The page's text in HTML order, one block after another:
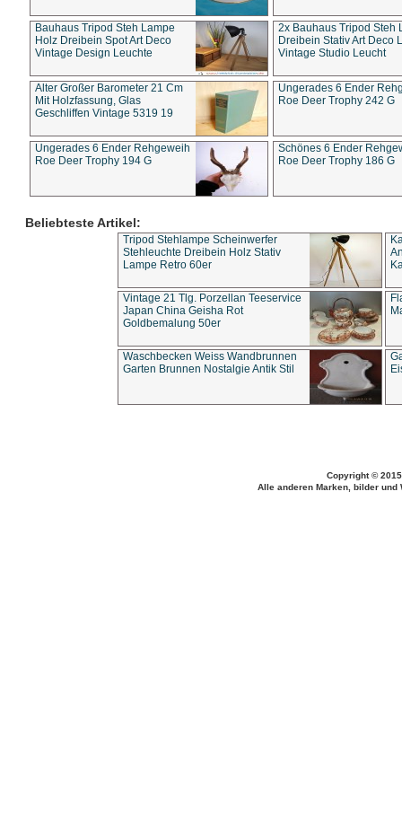
Bauhaus Tripod Steh Lampe
Holz Dreibein Spot Art Deco
Vintage Design Leuchte
2x Bauhaus Tripod Steh
Dreibein Stativ Art Deco
Vintage Studio Leucht
Alter Großer Barometer 21 Cm
Mit Holzfassung, Glas
Geschliffen Vintage 5319 19
Ungerades 6 Ender
Roe Deer Trophy 242 G
Ungerades 6 Ender Rehgeweih
Roe Deer Trophy 194 G
Schönes 6 Ender
Roe Deer Trophy 186 G
Beliebteste Artikel:
Tripod Stehlampe Scheinwerfer
Stehleuchte Dreibein Holz Stativ
Lampe Retro 60er
Vintage 21 Tlg. Porzellan Teeservice
Japan China Geisha Rot
Goldbemalung 50er
Waschbecken Weiss Wandbrunnen
Garten Brunnen Nostalgie Antik Stil
Copyright ©
Alle anderen Marken, bilder und